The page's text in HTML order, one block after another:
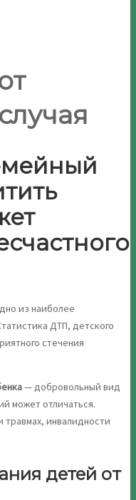
из наиболее
ДТП, детского
стечения
— добровольный вид
может отличаться.
инвалидности
детей от